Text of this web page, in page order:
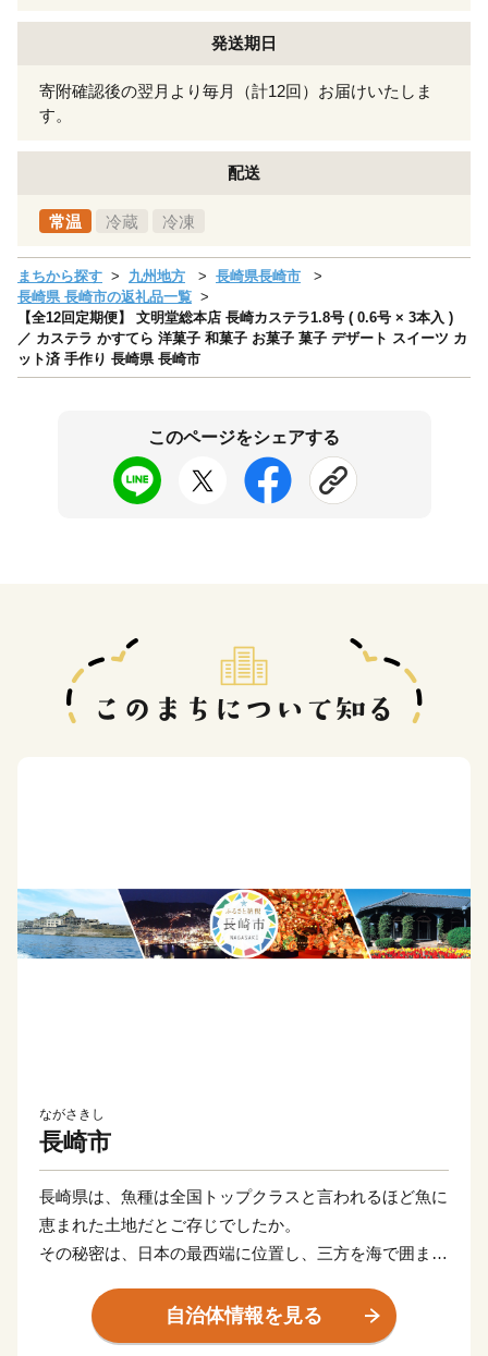
発送期日
寄附確認後の翌月より毎月（計12回）お届けいたしま
す。
配送
常温 冷蔵 冷凍
まちから探す 九州地方
長崎県長崎市
長崎県 長崎市の返礼品一覧
【全12回定期便】 文明堂総本店 長崎カステラ1.8号 ( 0.6号 × 3本入 )
／ カステラ かすてら 洋菓子 和菓子 お菓子 菓子 デザート スイーツ カ
ット済 手作り 長崎県 長崎市
このページをシェアする
ながさきし
長崎市
長崎県は、魚種は全国トップクラスと言われるほど魚に
恵まれた土地だとご存じでしたか。
その秘密は、日本の最西端に位置し、三方を海で囲まれ
潮は、九州南西部で分岐して長崎沿岸を通ります。
この対馬海流に乗って、様々な魚が回遊。全国屈指の魚
自治体情報を見る